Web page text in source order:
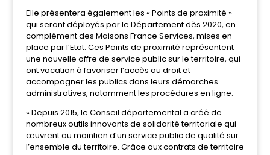
Elle présentera également les « Points de proximité »
qui seront déployés par le Département dès 2020, en
complément des Maisons France Services, mises en
place par l’Etat. Ces Points de proximité représentent
une nouvelle offre de service public sur le territoire, qui
ont vocation à favoriser l’accès au droit et
accompagner les publics dans leurs démarches
administratives, notamment les procédures en ligne.
« Depuis 2015, le Conseil départemental a créé de
nombreux outils innovants de solidarité territoriale qui
œuvrent au maintien d’un service public de qualité sur
l’ensemble du territoire. Grâce aux contrats de territoire